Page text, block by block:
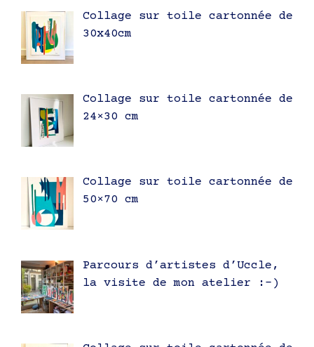
Collage sur toile cartonnée de
30x40cm
Collage sur toile cartonnée de
24×30 cm
Collage sur toile cartonnée de
50×70 cm
Parcours d’artistes d’Uccle,
la visite de mon atelier :-)